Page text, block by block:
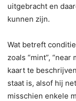
uitgebracht en
kunnen zijn.
Wat betreft
zoals “mint”, “near
kaart te
staat is, alsof hij
misschien enkele